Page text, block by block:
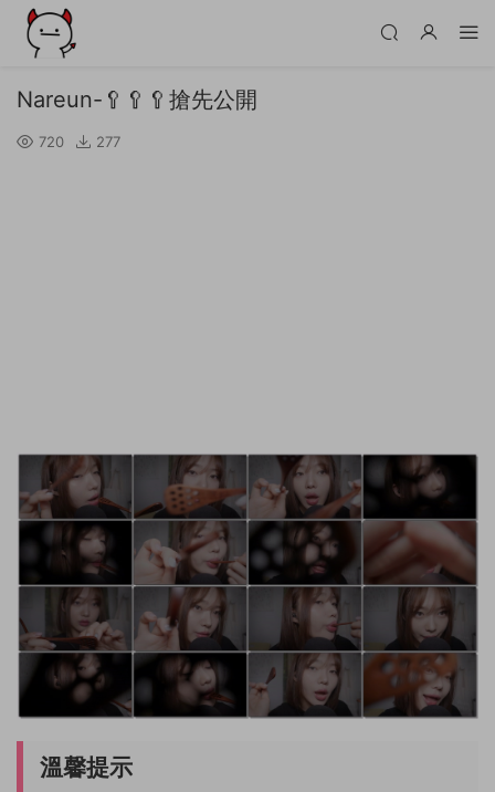
Nareun-🥄🥄🥄搶先公開
720 277
溫馨提示